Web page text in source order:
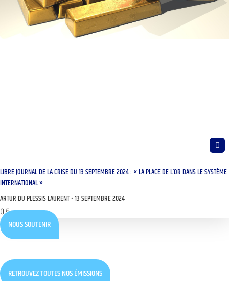
LIBRE JOURNAL DE LA CRISE DU 13 SEPTEMBRE 2024 : « LA PLACE DE L’OR DANS LE SYSTÈME
INTERNATIONAL »
ARTUR DU PLESSIS LAURENT 13 SEPTEMBRE 2024
NOUS SOUTENIR
RETROUVEZ TOUTES NOS ÉMISSIONS